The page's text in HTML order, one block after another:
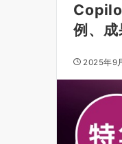
例、
2025年9